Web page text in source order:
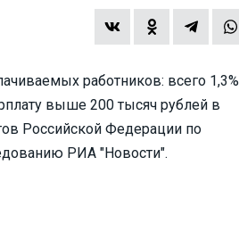
работников: всего 1,3%
выше 200 тысяч рублей в
Российской Федерации по
РИА "Новости".